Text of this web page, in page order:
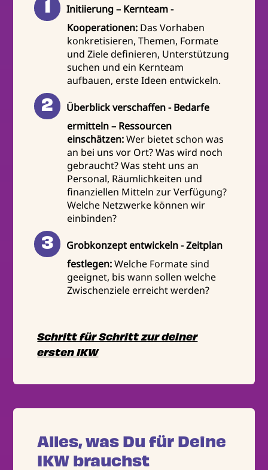
Initiierung – Kernteam -
Kooperationen: Das Vorhaben
konkretisieren, Themen, Formate
und Ziele definieren, Unterstützung
suchen und ein Kernteam
aufbauen, erste Ideen entwickeln.
Überblick verschaffen - Bedarfe
ermitteln – Ressourcen
einschätzen:Wer bietet schon was
an bei uns vor Ort? Was wird noch
gebraucht? Was steht uns an
Personal, Räumlichkeiten und
finanziellen Mitteln zur Verfügung?
Welche Netzwerke können wir
einbinden?
Grobkonzept entwickeln - Zeitplan
festlegen:Welche Formate sind
geeignet, bis wann sollen welche
Zwischenziele erreicht werden?
Schritt für Schritt zur deiner
ersten IKW
Alles, was Du für Deine
IKW brauchst